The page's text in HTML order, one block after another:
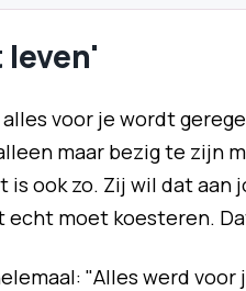
leven'
voor je wordt
maar bezig te zijn
is ook zo. Zij wil dat
echt moet koesteren.
"Alles werd